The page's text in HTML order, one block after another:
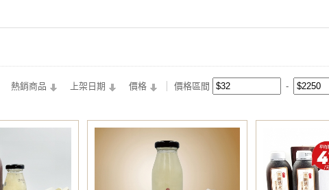
熱銷商品 上架日期 價格 價格區間